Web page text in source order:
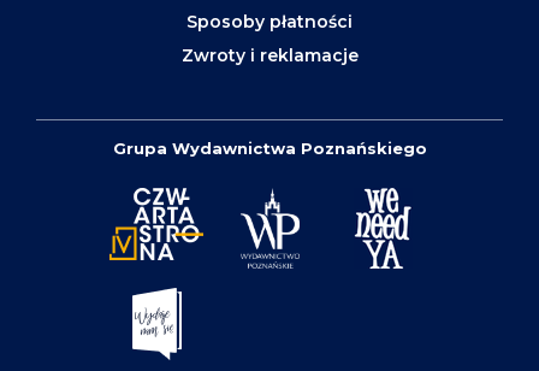
Sposoby płatności
Zwroty i reklamacje
Grupa Wydawnictwa Poznańskiego